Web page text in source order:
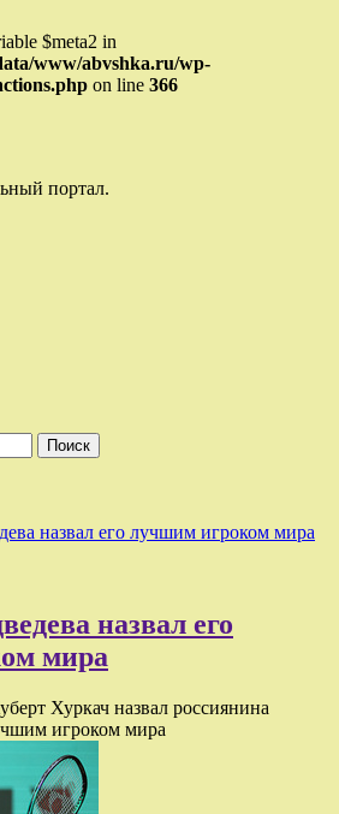
$meta2 in
www/abvshka.ru/wp-
on line 366
портал.
назвал его лучшим игроком мира
назвал его
мира
Хуркач назвал россиянина
игроком мира